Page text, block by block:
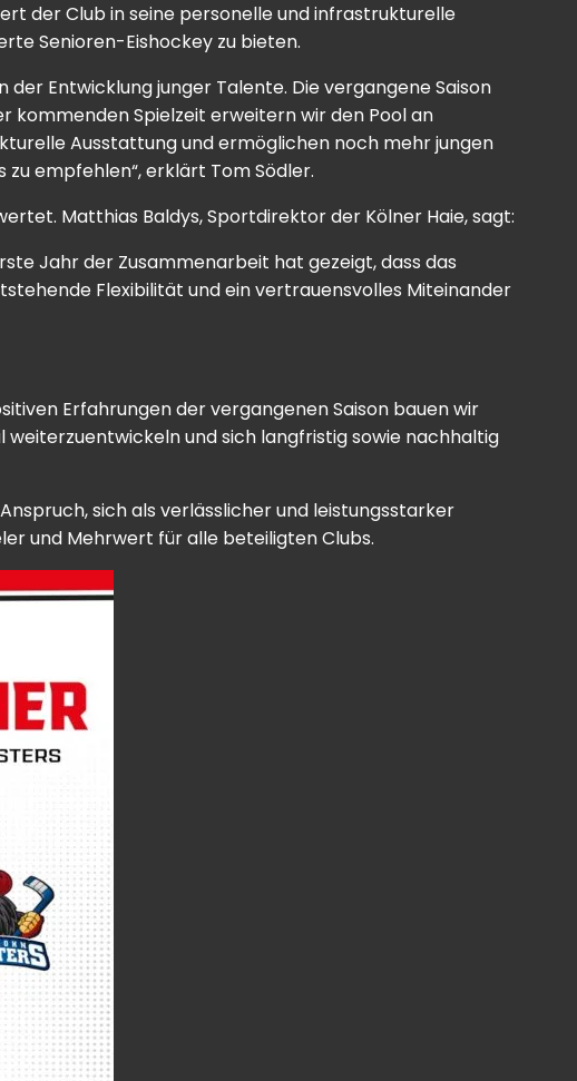
der Club in seine personelle und infrastrukturelle
Senioren-Eishockey zu bieten.
Entwicklung junger Talente. Die vergangene Saison
kommenden Spielzeit erweitern wir den Pool an
Ausstattung und ermöglichen noch mehr jungen
empfehlen“, erklärt Tom Södler.
Matthias Baldys, Sportdirektor der Kölner Haie, sagt:
Jahr der Zusammenarbeit hat gezeigt, dass das
Flexibilität und ein vertrauensvolles Miteinander
Erfahrungen der vergangenen Saison bauen wir
und sich langfristig sowie nachhaltig
sich als verlässlicher und leistungsstarker
und Mehrwert für alle beteiligten Clubs.